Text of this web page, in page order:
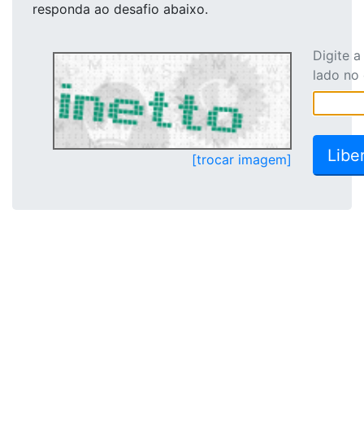
responda ao desafio abaixo.
[trocar imagem]
Digite
lado no